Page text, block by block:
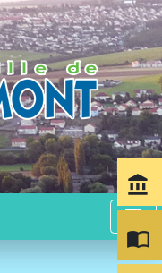
menu
account_balance
import_contacts